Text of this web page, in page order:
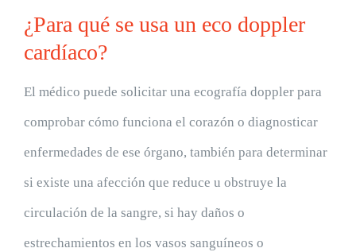
¿Para qué se usa un eco doppler
cardíaco?
El médico puede solicitar una ecografía doppler para
comprobar cómo funciona el corazón o diagnosticar
enfermedades de ese órgano, también para determinar
si existe una afección que reduce u obstruye la
circulación de la sangre, si hay daños o
estrechamientos en los vasos sanguíneos o